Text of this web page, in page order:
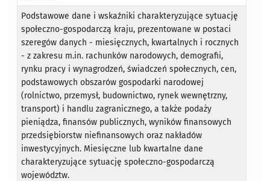
Podstawowe dane i wskaźniki charakteryzujące sytuację
społeczno-gospodarczą kraju, prezentowane w postaci
szeregów danych - miesięcznych, kwartalnych i rocznych
- z zakresu m.in. rachunków narodowych, demografii,
rynku pracy i wynagrodzeń, świadczeń społecznych, cen,
podstawowych obszarów gospodarki narodowej
(rolnictwo, przemysł, budownictwo, rynek wewnętrzny,
transport) i handlu zagranicznego, a także podaży
pieniądza, finansów publicznych, wyników finansowych
przedsiębiorstw niefinansowych oraz nakładów
inwestycyjnych. Miesięczne lub kwartalne dane
charakteryzujące sytuację społeczno-gospodarczą
województw.